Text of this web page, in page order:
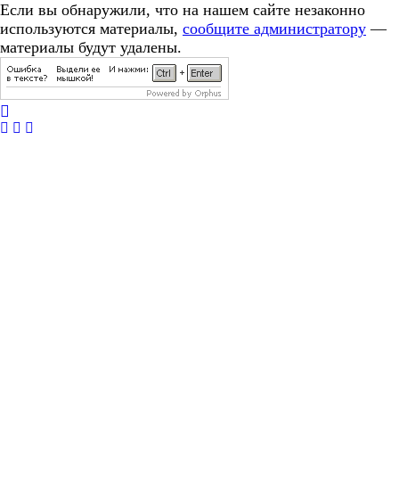
Если вы обнаружили, что на нашем сайте незаконно
используются материалы, сообщите администратору —
материалы будут удалены.